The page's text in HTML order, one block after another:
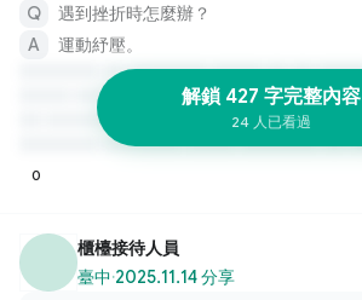
遇到挫折時怎麼辦？
運動紓壓。
解鎖 427 字完整內容
24 人已看過
0
櫃檯接待人員
臺中·2025.11.14 分享